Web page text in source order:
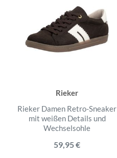
Rieker
Rieker Damen Retro-Sneaker
mit weißen Details und
Wechselsohle
59,95 €